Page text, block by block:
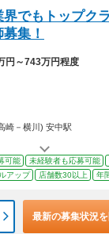
界でもトップク
集！
円～743万円程度
崎－横川) 安中駅
可能 未経験者も応募可能
アップ 店舗数30以上 年
最新の募集状況